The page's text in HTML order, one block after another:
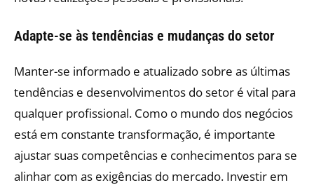
Adapte-se às tendências e mudanças do setor
Manter-se informado e atualizado sobre as últimas
tendências e desenvolvimentos do setor é vital para
qualquer profissional. Como o mundo dos negócios
está em constante transformação, é importante
ajustar suas competências e conhecimentos para se
alinhar com as exigências do mercado. Investir em